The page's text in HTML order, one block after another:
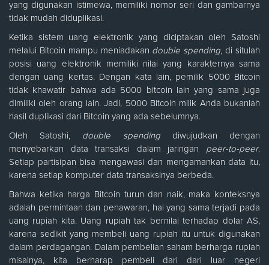
yang digunakan istimewa, memiliki nomor seri dan gambarnya
tidak mudah diduplikasi.
Ketika sistem uang elektronik yang diciptakan oleh Satoshi
melalui Bitcoin mampu meniadakan double spending, di situlah
posisi uang elektronik memiliki nilai yang karakternya sama
dengan uang kertas. Dengan kata lain, pemilik 5000 Bitcoin
tidak khawatir bahwa ada 5000 bitcoin lain yang sama juga
dimiliki oleh orang lain. Jadi, 5000 Bitcoin milik Anda bukanlah
hasil duplikasi dari Bitcoin yang ada sebelumnya.
Oleh Satoshi, double spendingdiwujudkan dengan
menyebarkan data transaksi dalam jaringan peer-to-peer.
Setiap partisipan bisa mengawasi dan mengamankan data itu,
karena setiap komputer data transaksinya berbeda.
Bahwa ketika harga Bitcoin turun dan naik, maka konteksnya
adalah permintaan dan penawaran, hal yang sama terjadi pada
uang rupiah kita. Uang rupiah tak bernilai terhadap dolar AS,
karena sedikit yang membeli uang rupiah itu untuk digunakan
dalam perdagangan. Dalam pembelian saham berharga rupiah
misalnya, kita berharap pembeli dari dari luar negeri